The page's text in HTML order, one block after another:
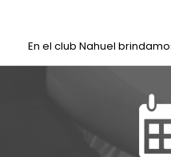
En el club Nahuel